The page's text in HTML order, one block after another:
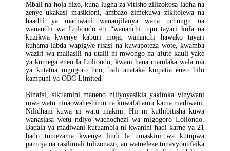
Mbali na hoja hizo, kuna lugha za vitisho zilizokosa ladha na
zenye ukakasi masikioni, ambazo zimekuwa zikitolewa na
baadhi ya madiwani wanaojifanya wana uchungu na
wananchi wa Loliondo eti “wananchi tupo tayari kufa na
kuzikwa kwenye kaburi moja, wananchi hawako tayari
kuhama labda wapigwe risasi na kuwapoteza wote, kwamba
waziri wa maliasili na utalii ni mwongo na afute kauli yake
ya kumega eneo la Loliondo, kwani hana mamlaka wala nia
ya kutatua mgogoro huo, bali anataka kuipatia eneo hilo
kampuni ya OBC Limited.
Binafsi, sikuamini maneno niliyoyasikia yakitoka vinywani
mwa watu ninaowaheshimu na kuwafahamu kama madiwani.
Nilidhani kuwa ni watu makini. Hii ni kuthibitisha kuwa
wanasiasa wetu ndiyo wachochezi wa migogoro Loliondo.
Badala ya madiwani kutuambia ni kwanini hadi karne ya 21
bado tumezama kwenye lindi la umaskini wa kutupwa
pamoja na rasilimali tulizonazo, au watueleze tunavyonufaika